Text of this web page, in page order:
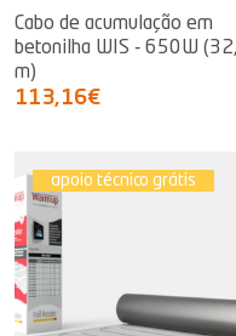
Cabo de acumulação em
betonilha WIS - 650W
m)
113,16€
apoio técnico grátis